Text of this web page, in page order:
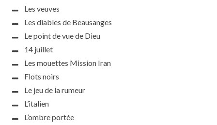
Les veuves
Les diables de Beausanges
Le point de vue de Dieu
14 juillet
Les mouettes Mission Iran
Flots noirs
Le jeu de la rumeur
L’italien
L’ombre portée